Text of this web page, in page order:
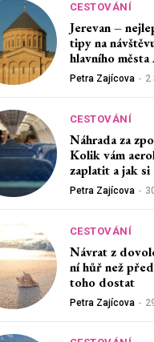
CESTOVÁNÍ
Jerevan –
tipy na
hlavního
Petra Zajícova - 2
CESTOVÁNÍ
Náhrada za
Kolik vám
zaplatit a jak
Petra Zajícova -
CESTOVÁNÍ
Návrat z
ní hůř než
toho dostat
Petra Zajícova -